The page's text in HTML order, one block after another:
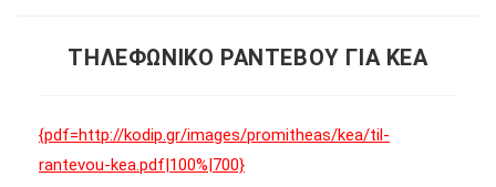
ΤΗΛΕΦΩΝΙΚΟ ΡΑΝΤΕΒΟΥ ΓΙΑ ΚΕΑ
{pdf=http://kodip.gr/images/promitheas/kea/til-
rantevou-kea.pdf|100%|700}